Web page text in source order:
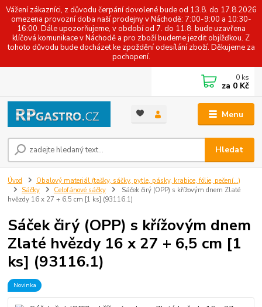
Vážení zákazníci, z důvodu čerpání dovolené bude od 13.8. do 17.8.2026
omezena provozní doba naší prodejny v Náchodě: 7:00-9:00 a 10:30-
16:00. Dále upozorňujeme, v období od 7. do 11.8. bude uzavřena
klíčová komunikace v Náchodě a pro zboží budeme jezdit objížďkou. Z
tohoto důvodu bude docházet ke zpoždění odesílání zboží. Děkujeme za
pochopení.
Menu
Hledat
0 ks
za 0 Kč
Úvod
Obalový materiál (tašky, sáčky, pytle, pásky, krabice, fólie, pečení...)
Sáčky
Celofánové sáčky
Sáček čirý (OPP) s křížovým dnem Zlaté
hvězdy 16 x 27 + 6,5 cm [1 ks] (93116.1)
Sáček čirý (OPP) s křížovým dnem
Zlaté hvězdy 16 x 27 + 6,5 cm [1
ks] (93116.1)
Novinka